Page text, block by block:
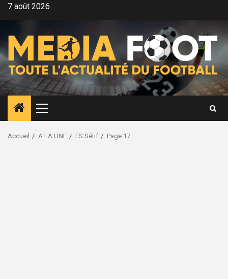
Aller7 août 2026
Menu
principal
Accueil A LA UNE ES Sétif Page 17